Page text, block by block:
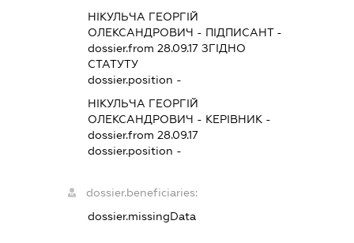
НІКУЛЬЧА ГЕОРГІЙ
ОЛЕКСАНДРОВИЧ - ПІДПИСАНТ-
dossier.from 28.09.17ЗГІДНО
СТАТУТУ
dossier.position -
НІКУЛЬЧА ГЕОРГІЙ
ОЛЕКСАНДРОВИЧ - КЕРІВНИК -
dossier.from 28.09.17
dossier.position -
dossier.beneficiaries:
dossier.missingData